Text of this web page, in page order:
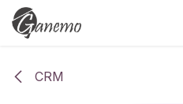
Ir al contenido
CRM